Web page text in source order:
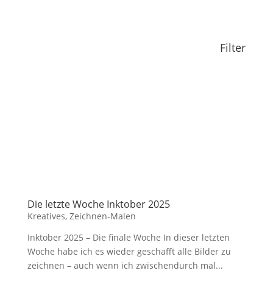
Filter
Die letzte Woche Inktober 2025
Kreatives, Zeichnen-Malen
Inktober 2025 – Die finale Woche In dieser letzten
Woche habe ich es wieder geschafft alle Bilder zu
zeichnen – auch wenn ich zwischendurch mal...